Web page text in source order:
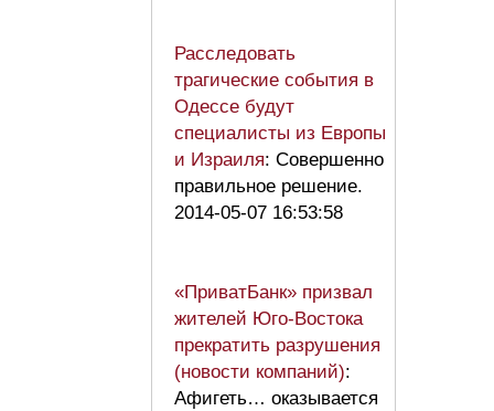
Расследовать
трагические события в
Одессе будут
специалисты из Европы
и Израиля: Совершенно
правильное решение.
2014-05-07 16:53:58
«ПриватБанк» призвал
жителей Юго-Востока
прекратить разрушения
(новости компаний):
Афигеть… оказывается